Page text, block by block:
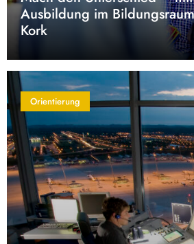
Ausbildung im
Kork
Orientierung